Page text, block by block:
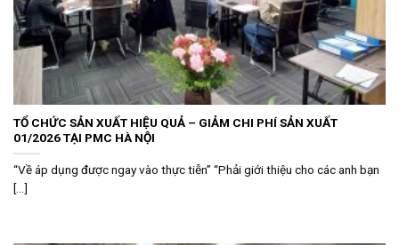
TỔ CHỨC SẢN XUẤT HIỆU QUẢ – GIẢM CHI PHÍ SẢN XUẤT
01/2026 TẠI PMC HÀ NỘI
“Về áp dụng được ngay vào thực tiễn” “Phải giới thiệu cho các anh bạn
[...]